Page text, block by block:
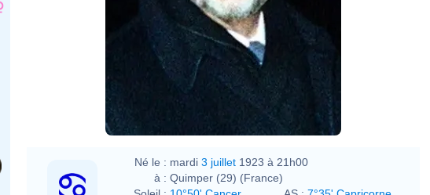
Né le : mardi 3 juillet 1923 à 21h00
à : Quimper (29) (France)